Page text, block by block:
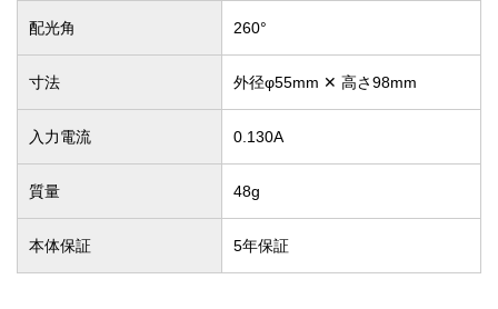
配光角 260°
寸法 外径φ55mm ✕ 高さ98mm
入力電流 0.130A
質量 48g
本体保証 5年保証